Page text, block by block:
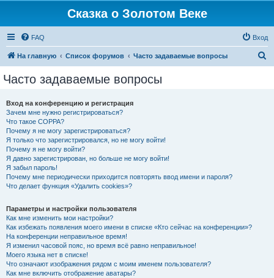
Сказка о Золотом Веке
FAQ Вход
На главную Список форумов Часто задаваемые вопросы
Часто задаваемые вопросы
Вход на конференцию и регистрация
Зачем мне нужно регистрироваться?
Что такое COPPA?
Почему я не могу зарегистрироваться?
Я только что зарегистрировался, но не могу войти!
Почему я не могу войти?
Я давно зарегистрирован, но больше не могу войти!
Я забыл пароль!
Почему мне периодически приходится повторять ввод имени и пароля?
Что делает функция «Удалить cookies»?
Параметры и настройки пользователя
Как мне изменить мои настройки?
Как избежать появления моего имени в списке «Кто сейчас на конференции»?
На конференции неправильное время!
Я изменил часовой пояс, но время всё равно неправильное!
Моего языка нет в списке!
Что означают изображения рядом с моим именем пользователя?
Как мне включить отображение аватары?